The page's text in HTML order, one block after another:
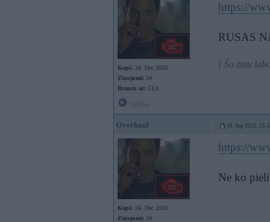
Kopš: 24. Dec 2020
Ziņojumi: 34
Braucu ar: CLS
https://
RUSAS
[ Šo ziņu
Overhaul 19. Sep 2022,
Kopš: 24. Dec 2020
Ziņojumi: 34
https://
Ne ko